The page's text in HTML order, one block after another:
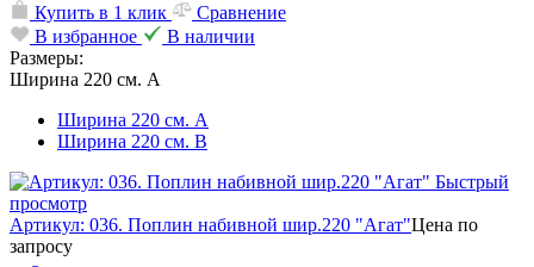
Купить в 1 клик
Сравнение
В избранное
В наличии
Размеры:
Ширина 220 см. А
Ширина 220 см. А
Ширина 220 см. В
Быстрый
просмотр
Артикул: 036. Поплин набивной шир.220 "Агат"Цена по
запросу